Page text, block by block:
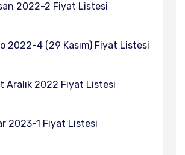
2022-2 Fiyat Listesi
2022-4 (29 Kasım) Fiyat Listesi
Aralık 2022 Fiyat Listesi
2023-1 Fiyat Listesi